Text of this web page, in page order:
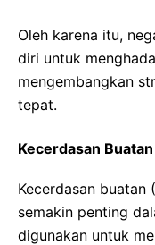
Oleh karena itu,
diri untuk
mengembangkan
tepat.
Kecerdasan
Kecerdasan buatan
semakin penting
digunakan untuk